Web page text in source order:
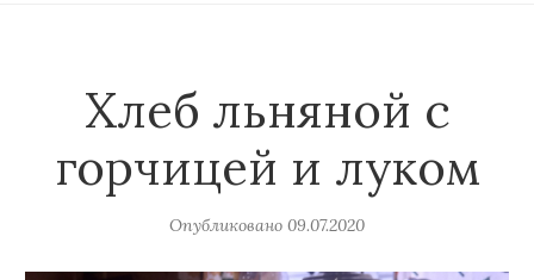
Хлеб льняной с
горчицей и луком
Опубликовано 09.07.2020